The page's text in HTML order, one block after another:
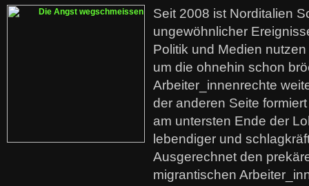
Seit 2008 ist Norditalien
ungewöhnlicher
Politik und Medien
um die ohnehin schon
Arbeiter_innenrechte
der anderen Seite
am untersten Ende der
lebendiger und
Ausgerechnet den
migrantischen